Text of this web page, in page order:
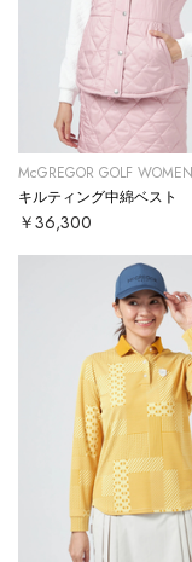
McGREGOR GOLF
キルティング中綿ベスト
￥36,300